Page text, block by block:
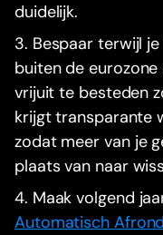
duidelijk.
3. Bespaar terwijl
buiten de
vrijuit te besteden
krijgt transparante
zodat meer van je
plaats van naar
4. Maak volgend
Automatisch